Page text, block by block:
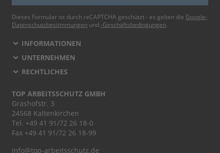
Dieses Formular ist durch reCAPTCHA geschützt - es gelten die Google-
Datenschutzbestimmungen und -Geschäftsbedingungen.
INFORMATIONEN
UNTERNEHMEN
RECHTLICHES
TOP ARBEITSSCHUTZ GMBH
Grashofstr. 3
24568 Kaltenkirchen
Tel. +49 41 91/72 26 18-0
Fax +49 41 91/72 26 18-99
info@top-arbeitsschutz.de